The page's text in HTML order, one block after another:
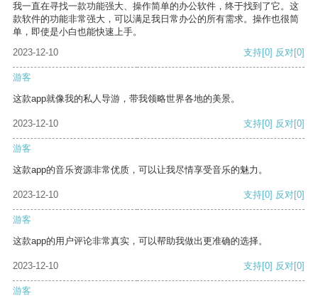
我一直在寻找一款功能强大、操作简单的办公软件，终于找到了它。这
款软件的功能非常强大，可以满足我日常办公的所有需求。操作也很简
单，即使是小白也能快速上手。
2023-12-10
支持[0] 反对[0]
游客
这款app就像我的私人导游，带我领略世界各地的美景。
2023-12-10 支持[0] 反对[0]
游客
这款app的音乐资源非常优质，可以让我尽情享受音乐的魅力。
2023-12-10 支持[0] 反对[0]
游客
这款app的用户评论非常真实，可以帮助我做出更准确的选择。
2023-12-10 支持[0] 反对[0]
游客